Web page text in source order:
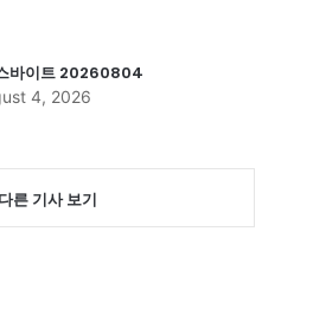
바이트 20260804
4, 2026
다른 기사 보기